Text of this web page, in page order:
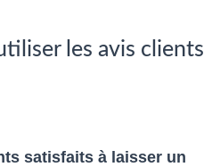
les avis clients
satisfaits à laisser un